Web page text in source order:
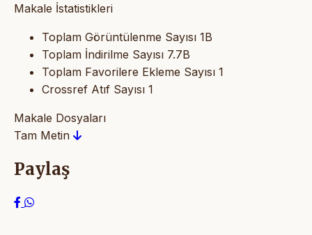
Makale İstatistikleri
Toplam Görüntülenme Sayısı 1B
Toplam İndirilme Sayısı 7.7B
Toplam Favorilere Ekleme Sayısı 1
Crossref Atıf Sayısı 1
Makale Dosyaları
Tam Metin
Paylaş